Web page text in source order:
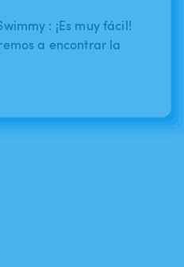
: ¡Es muy fácil!
a encontrar la